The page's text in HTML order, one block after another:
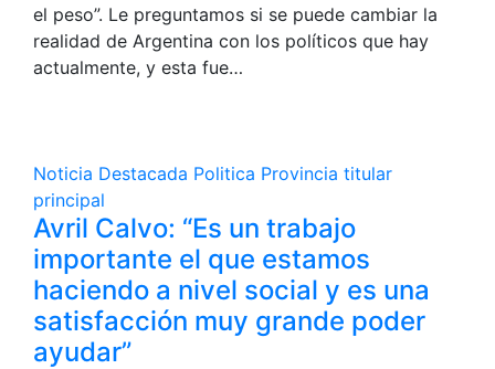
el peso”. Le preguntamos si se puede cambiar la
realidad de Argentina con los políticos que hay
actualmente, y esta fue…
Noticia Destacada Politica Provincia titular
principal
Avril Calvo: “Es un trabajo
importante el que estamos
haciendo a nivel social y es una
satisfacción muy grande poder
ayudar”